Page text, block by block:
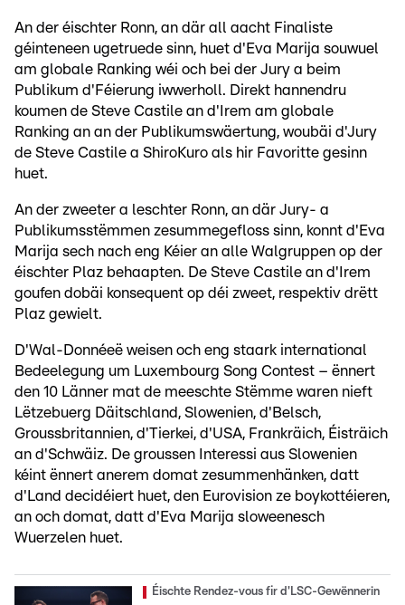
An der éischter Ronn, an där all aacht Finaliste
géinteneen ugetruede sinn, huet d'Eva Marija souwuel
am globale Ranking wéi och bei der Jury a beim
Publikum d'Féierung iwwerholl. Direkt hannendru
koumen de Steve Castile an d'Irem am globale
Ranking an an der Publikumswäertung, woubäi d'Jury
de Steve Castile a ShiroKuro als hir Favoritte gesinn
huet.
An der zweeter a leschter Ronn, an där Jury- a
Publikumsstëmmen zesummegefloss sinn, konnt d'Eva
Marija sech nach eng Kéier an alle Walgruppen op der
éischter Plaz behaapten. De Steve Castile an d'Irem
goufen dobäi konsequent op déi zweet, respektiv drëtt
Plaz gewielt.
D'Wal-Donnéeë weisen och eng staark international
Bedeelegung um Luxembourg Song Contest – ënnert
den 10 Länner mat de meeschte Stëmme waren nieft
Lëtzebuerg Däitschland, Slowenien, d'Belsch,
Groussbritannien, d'Tierkei, d'USA, Frankräich, Éisträich
an d'Schwäiz. De groussen Interessi aus Slowenien
kéint ënnert anerem domat zesummenhänken, datt
d'Land decidéiert huet, den Eurovision ze boykottéieren,
an och domat, datt d'Eva Marija sloweenesch
Wuerzelen huet.
Éischte Rendez-vous fir d'LSC-Gewënnerin